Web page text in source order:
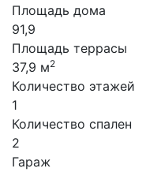
Площадь дома
91,9
Площадь террасы
37,9 м2
Количество этажей
1
Количество спален
2
Гараж